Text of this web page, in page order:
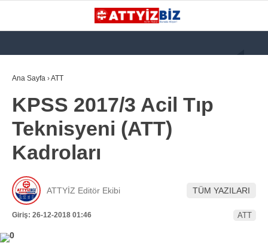
KATEGORİLER
GÜNDEM
112 ACİL
ATT
PARAMEDİK (AABT)
Ana Sayfa ›ATT
KPSS 2017/3 Acil Tıp
Teknisyeni (ATT)
Kadroları
ATTYİZ Editör Ekibi TÜM YAZILARI
Giriş: 26-12-2018 01:46 ATT